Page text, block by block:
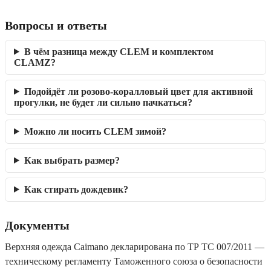
Вопросы и ответы
В чём разница между CLEM и комплектом
CLAMZ?
Подойдёт ли розово-коралловый цвет для активной
прогулки, не будет ли сильно пачкаться?
Можно ли носить CLEM зимой?
Как выбрать размер?
Как стирать дождевик?
Документы
Верхняя одежда Caimano декларирована по ТР ТС 007/2011 —
техническому регламенту Таможенного союза о безопасности